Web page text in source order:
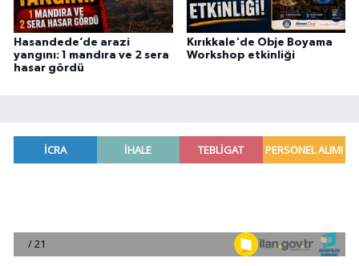
Hasandede’de arazi
yangını: 1 mandıra ve 2 sera
hasar gördü
Kırıkkale'de Obje Boyama
Workshop etkinliği